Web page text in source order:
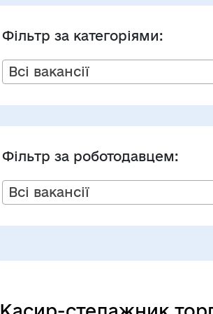
Фільтр за категоріями:
Всі вакансії
Фільтр за роботодавцем:
Всі вакансії